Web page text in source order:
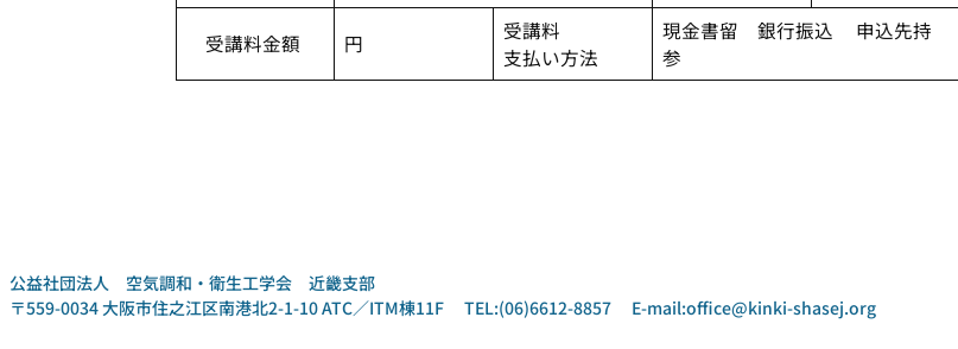
受講料金額 円
受講料
支払い方法
現金書留 銀行振込 申込先持
参
公益社団法人 空気調和・衛生工学会 近畿支部
〒559-0034 大阪市住之江区南港北2-1-10 ATC／ITM棟11F TEL:(06)6612-8857 E-mail:office@kinki-shasej.org